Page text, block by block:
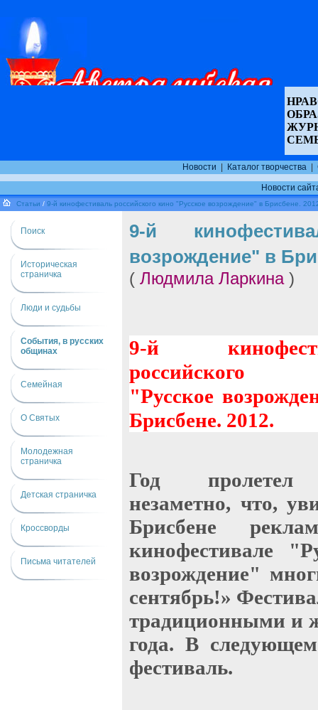
Новости Каталог творчества
Новости
Статьи / 9-й кинофестиваль российского кино "Русское возрождение" в Брисбене.
Поиск
Историческая
страничка
Люди и судьбы
События, в русских
общинах
Семейная
О Святых
Молодежная
страничка
Детская страничка
Кроссворды
Письма читателей
9-й
возрождение" в
( Людмила Ларкина)
9-й
российского
"Русское
Брисбене. 2012.
Год
незаметно, что,
Брисбене
кинофестивале
возрождение"
сентябрь!»
традиционными и
года. В
фестиваль.